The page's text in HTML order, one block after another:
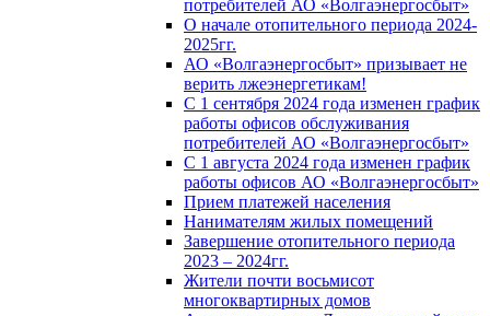
потребителей АО «Волгаэнергосбыт»
О начале отопительного периода 2024-
2025гг.
АО «Волгаэнергосбыт» призывает не
верить лжеэнергетикам!
С 1 сентября 2024 года изменен график
работы офисов обслуживания
потребителей АО «Волгаэнергосбыт»
С 1 августа 2024 года изменен график
работы офисов АО «Волгаэнергосбыт»
Прием платежей населения
Нанимателям жилых помещений
Завершение отопительного периода
2023 – 2024гг.
Жители почти восьмисот
многоквартирных домов